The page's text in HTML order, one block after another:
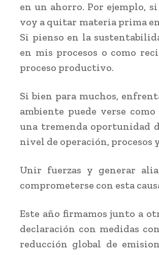
en un ahorro. Por ejemplo,
voy a quitar materia prima
Si pienso en la
en mis procesos o como
proceso productivo.
Si bien para muchos,
ambiente puede verse
una tremenda oportunidad
nivel de operación, procesos
Unir fuerzas y generar
comprometerse con esta
Este año firmamos junto a
declaración con medidas
reducción global de